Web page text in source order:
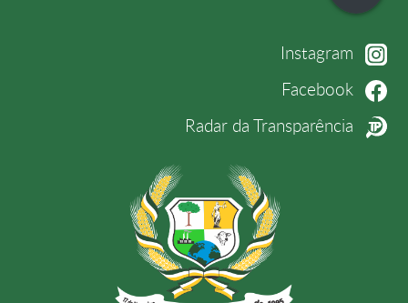
Instagram
Facebook
Radar da Transparência